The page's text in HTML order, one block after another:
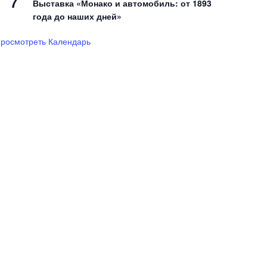
Выставка «Монако и автомобиль: от 1893
года до наших дней»
Календарь